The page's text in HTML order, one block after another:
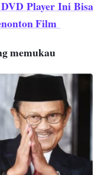
Player Ini Bisa
Film
memukau